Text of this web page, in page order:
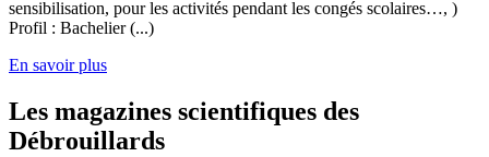
sensibilisation, pour les activités pendant les congés scolaires…, )
Profil : Bachelier (...)
En savoir plus
Les magazines scientifiques des
Débrouillards